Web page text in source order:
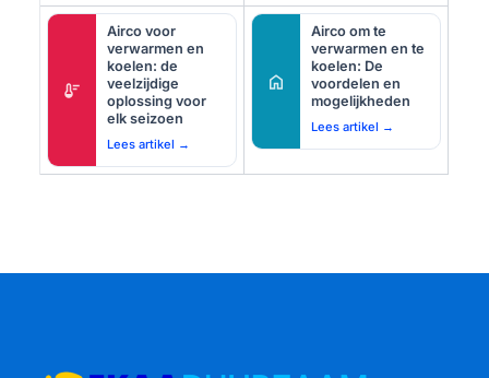
thermostat
Airco voor
verwarmen en
koelen: de
veelzijdige
oplossing voor
elk seizoen
Lees artikel →
home
Airco om te
verwarmen en te
koelen: De
voordelen en
mogelijkheden
Lees artikel →